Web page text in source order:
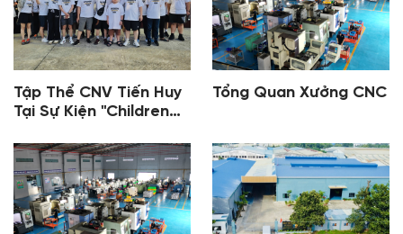
Tập Thể CNV Tiến Huy
Tại Sự Kiện "Children
Tổng Quan Xưởng CNC